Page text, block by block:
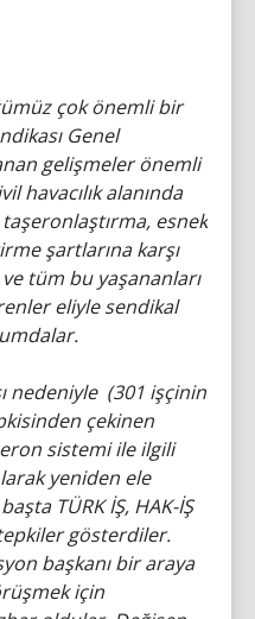
çok önemli bir
Genel
gelişmeler önemli
havacılık alanında
esnek
şartlarına karşı
tüm bu yaşananları
eliyle sendikal
nedeniyle (301 işçinin
çekinen
sistemi ile ilgili
yeniden ele
TÜRK İŞ, HAK-İŞ
tepkiler gösterdiler.
başkanı bir araya
için